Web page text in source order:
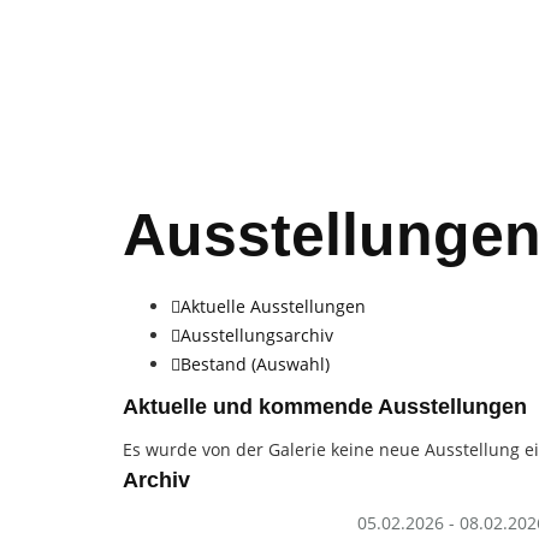
Ausstellungen
Aktuelle Ausstellungen
Ausstellungsarchiv
Bestand (Auswahl)
Aktuelle und kommende Ausstellungen
Es wurde von der Galerie keine neue Ausstellung
Archiv
05.02.2026 -